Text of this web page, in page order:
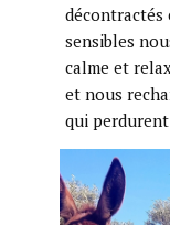
décontractés
sensibles
calme et
et nous
qui perdurent